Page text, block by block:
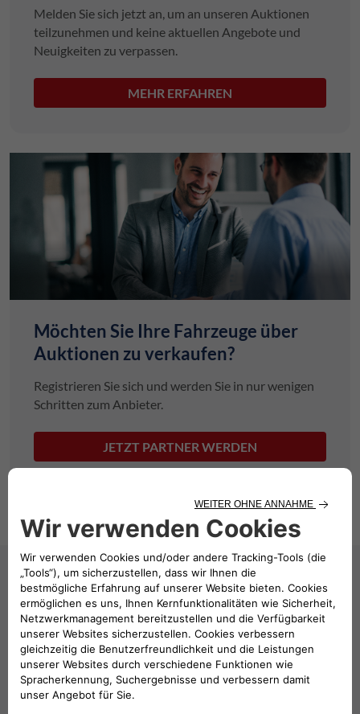
Melden Sie sich jetzt an, um an unseren Auktionen
teilzunehmen und keine aktuellen Angebote und
Neuigkeiten zu verpassen.
MEHR ERFAHREN
Möchten Sie Ihre Fahrzeuge über
Auktionen zu verkaufen?
Registrieren Sie sich und werden Sie in nur wenigen
Schritten zum Anbieter.
JETZT PARTNER WERDEN
Einfach. Schnell. Sicher.
Clickar bietet Ihnen eine große Auswahl an
gebrauchten Firmenfahrzeugen.